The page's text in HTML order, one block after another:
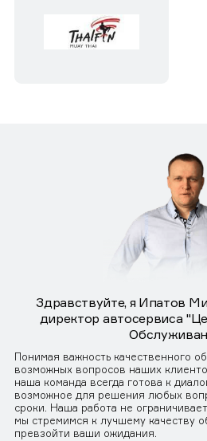
Здравствуйте, я Ипатов
директор автосервиса
Понимая важность качественного
возможных вопросов наших
наша команда всегда готова к
возможное для решения любых
сроки. Наша работа не
мы стремимся к лучшему качеству
превзойти ваши ожидания.